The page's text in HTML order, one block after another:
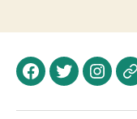
FacebookTwitter